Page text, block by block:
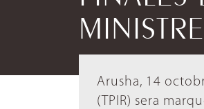
Arusha, 14
(TPIR) sera